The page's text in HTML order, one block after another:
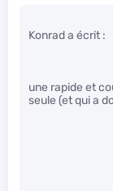
Konrad a écrit :
une rapide et
seule (et qui a